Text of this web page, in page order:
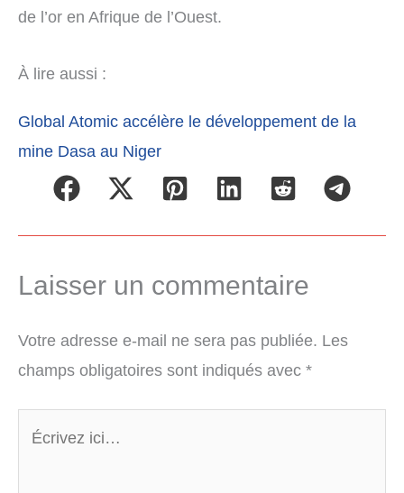
de l’or en Afrique de l’Ouest.
À lire aussi :
Global Atomic accélère le développement de la
mine Dasa au Niger
Laisser un commentaire
Votre adresse e-mail ne sera pas publiée. Les
champs obligatoires sont indiqués avec *